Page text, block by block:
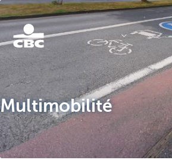
KBC
Multimobilité